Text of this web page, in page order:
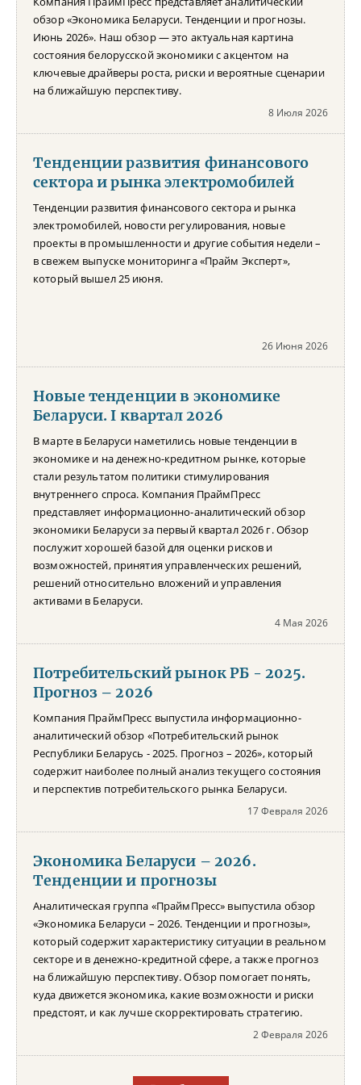
обзор «Экономика Беларуси. Тенденции и прогнозы.
Июнь 2026». Наш обзор — это актуальная картина
состояния белорусской экономики с акцентом на
ключевые драйверы роста, риски и вероятные сценарии
на ближайшую перспективу.
8 Июля 2026
Тенденции развития финансового
сектора и рынка электромобилей
Тенденции развития финансового сектора и рынка
электромобилей, новости регулирования, новые
проекты в промышленности и другие события недели –
в свежем выпуске мониторинга «Прайм Эксперт»,
который вышел 25 июня.
26 Июня 2026
Новые тенденции в экономике
Беларуси. I квартал 2026
В марте в Беларуси наметились новые тенденции в
экономике и на денежно-кредитном рынке, которые
стали результатом политики стимулирования
внутреннего спроса. Компания ПраймПресс
представляет информационно-аналитический обзор
экономики Беларуси за первый квартал 2026 г. Обзор
послужит хорошей базой для оценки рисков и
возможностей, принятия управленческих решений,
решений относительно вложений и управления
активами в Беларуси.
4 Мая 2026
Потребительский рынок РБ - 2025.
Прогноз – 2026
Компания ПраймПресс выпустила информационно-
аналитический обзор «Потребительский рынок
Республики Беларусь - 2025. Прогноз – 2026», который
содержит наиболее полный анализ текущего состояния
и перспектив потребительского рынка Беларуси.
17 Февраля 2026
Экономика Беларуси – 2026.
Тенденции и прогнозы
Аналитическая группа «ПраймПресс» выпустила обзор
«Экономика Беларуси – 2026. Тенденции и прогнозы»,
который содержит характеристику ситуации в реальном
секторе и в денежно-кредитной сфере, а также прогноз
на ближайшую перспективу. Обзор помогает понять,
куда движется экономика, какие возможности и риски
предстоят, и как лучше скорректировать стратегию.
2 Февраля 2026